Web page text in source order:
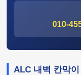
010-
ALC 내벽 칸막